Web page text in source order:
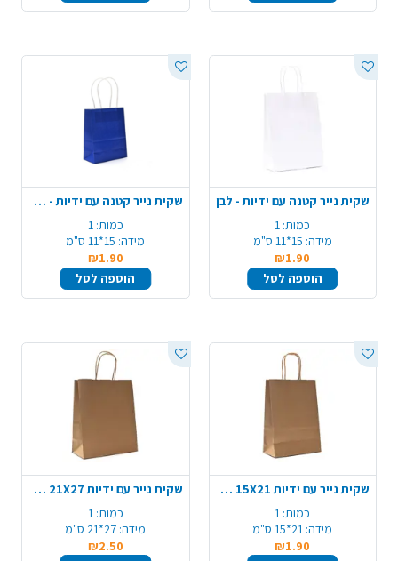
שקית נייר קטנה עם ידיות - לבן
כמות: 1
מידה: 15*11 ס"מ
₪1.90
הוספה לסל
שקית נייר קטנה עם ידיות - כחול
כמות: 1
מידה: 15*11 ס"מ
₪1.90
הוספה לסל
שקית נייר עם ידיות 15X21 ס"מ - טבעי
כמות: 1
מידה: 21*15 ס"מ
₪1.90
שקית נייר עם ידיות 21X27 ס"מ - טבעי
כמות: 1
מידה: 27*21 ס"מ
₪2.50